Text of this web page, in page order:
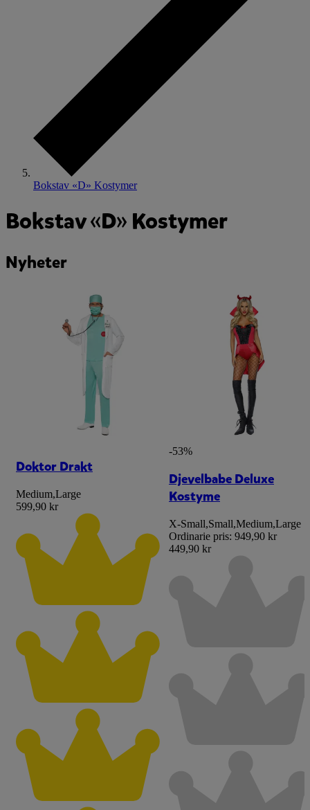
Bokstav «D» Kostymer
Bokstav «D» Kostymer
Nyheter
Doktor Drakt
Medium,Large
599,90 kr
-53%
Djevelbabe Deluxe
Kostyme
X-Small,Small,Medium,Large
Ordinarie pris: 949,90 kr
449,90 kr